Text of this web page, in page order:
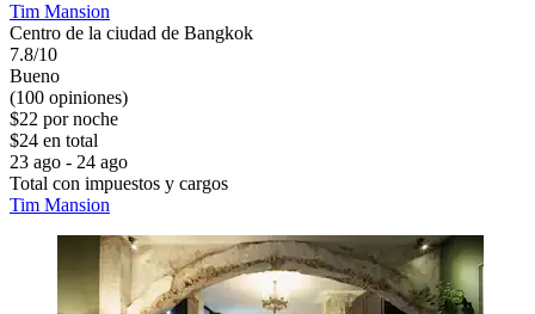
Tim Mansion
Centro de la ciudad de Bangkok
7.8/10
Bueno
(100 opiniones)
$22 por noche
$24 en total
23 ago - 24 ago
Total con impuestos y cargos
Tim Mansion